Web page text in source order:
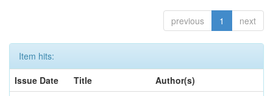
previous 1 next
Item hits:
Issue Date
Title
Author(s)